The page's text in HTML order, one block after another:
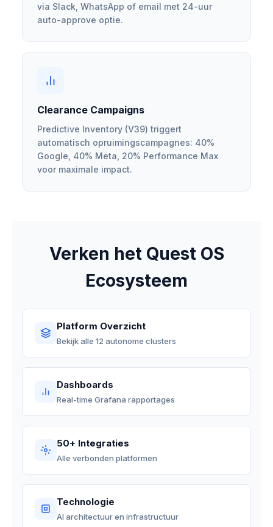
via Slack, WhatsApp of email met 24-uur
auto-approve optie.
Clearance Campaigns
Predictive Inventory (V39) triggert
automatisch opruimingscampagnes: 40%
Google, 40% Meta, 20% Performance Max
voor maximale impact.
Verken het Quest OS
Ecosysteem
Platform Overzicht
Bekijk alle 12 autonome clusters
Dashboards
Real-time Grafana rapportages
50+ Integraties
Alle verbonden platformen
Technologie
AI architectuur en infrastructuur